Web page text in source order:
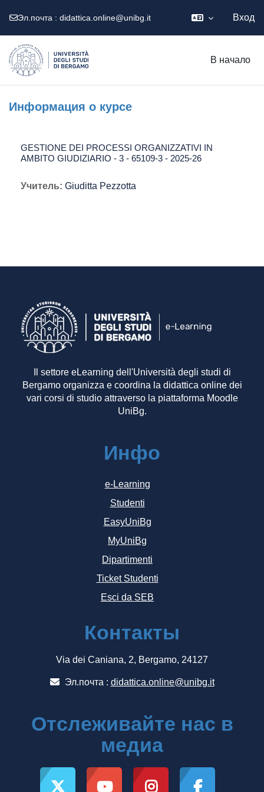
Эл.почта : didattica.online@unibg.it Вход
В начало
Информация о курсе
GESTIONE DEI PROCESSI ORGANIZZATIVI IN
AMBITO GIUDIZIARIO - 3 - 65109-3 - 2025-26
Учитель: Giuditta Pezzotta
Il settore eLearning dell'Università degli studi di
Bergamo organizza e coordina la didattica online dei
vari corsi di studio attraverso la piattaforma Moodle
UniBg.
Инфо
e-Learning
Studenti
EasyUniBg
MyUniBg
Dipartimenti
Ticket Studenti
Esci da SEB
Контакты
Via dei Caniana, 2, Bergamo, 24127
Эл.почта : didattica.online@unibg.it
Отслеживайте нас в
медиа